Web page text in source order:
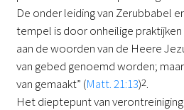
De onder leiding van Zerubbabel
tempel is door onheilige
aan de woorden van de Heere
van gebed genoemd worden;
van gemaakt” (Matt. 21:13)2.
Het dieptepunt van